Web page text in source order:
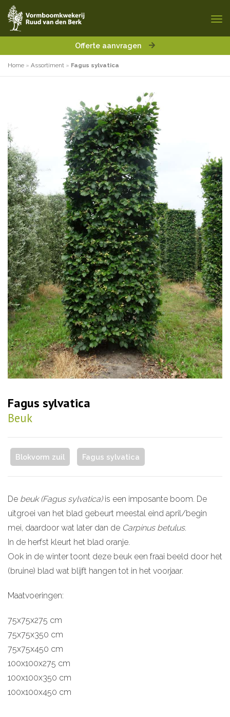
Offerte aanvragen
Home » Assortiment » Fagus sylvatica
Fagus sylvatica
Beuk
Blokvorm zuil Fagus sylvatica
De beuk (Fagus sylvatica)is een imposante boom. De
uitgroei van het blad gebeurt meestal eind april/begin
mei, daardoor wat later dan de Carpinus betulus.
In de herfst kleurt het blad oranje.
Ook in de winter toont deze beuk een fraai beeld door het
(bruine) blad wat blijft hangen tot in het voorjaar.
Maatvoeringen:
75x75x275 cm
75x75x350 cm
75x75x450 cm
100x100x275 cm
100x100x350 cm
100x100x450 cm